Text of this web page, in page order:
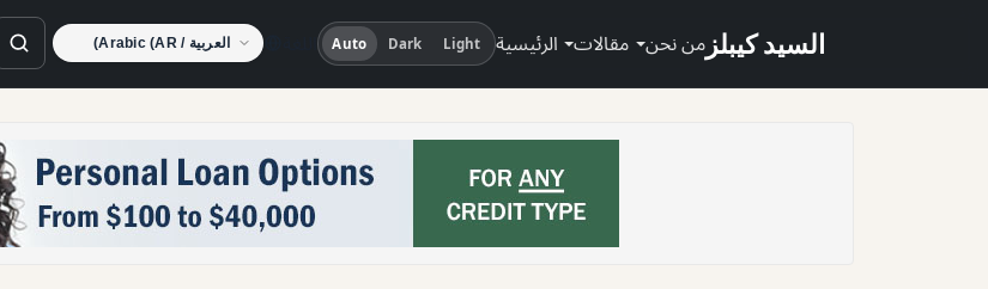
السيد كيبلز الرئيسية مقالات من نحن Light
Dark
Auto